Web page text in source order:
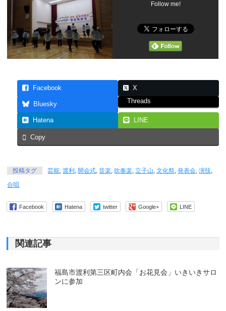
Follow me!
Facebook X
Bluesky Threads
Hatena LINE
Copy
投稿タグ 芸能,渡利 , 開会式,音楽, 吹奏楽,立子山,文化祭,発表会,演技,
合唱
Facebook Hatena twitter Google+ LINE
関連記事
福島市渡利第三区町内会「お花見会」いきいきサロ
ンに参加